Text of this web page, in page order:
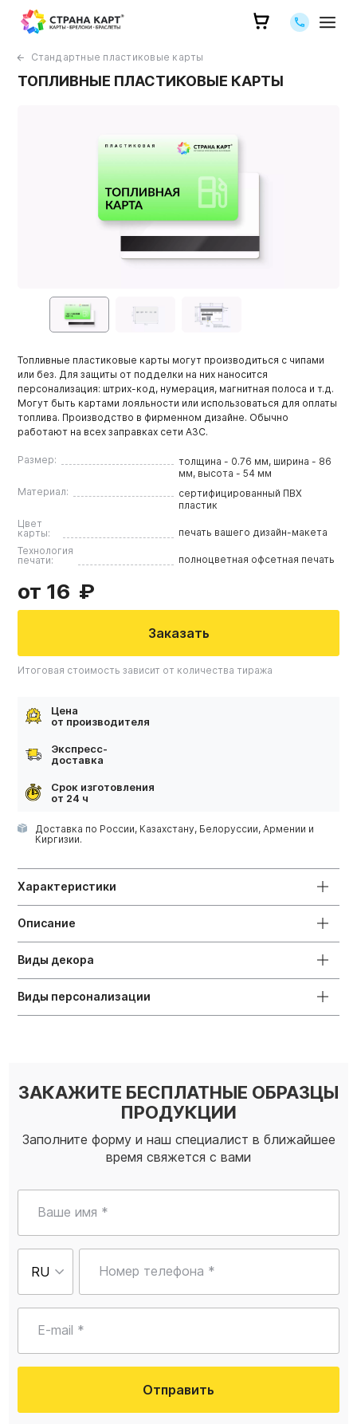
Позвоните
Стандартные пластиковые карты
ТОПЛИВНЫЕ ПЛАСТИКОВЫЕ КАРТЫ
Топливные пластиковые карты могут производиться с чипами
или без. Для защиты от подделки на них наносится
персонализация: штрих-код, нумерация, магнитная полоса и т.д.
Могут быть картами лояльности или использоваться для оплаты
топлива. Производство в фирменном дизайне. Обычно
работают на всех заправках сети АЗС.
Размер:
толщина - 0.76 мм, ширина - 86
мм, высота - 54 мм
Материал:
сертифицированный ПВХ
пластик
Цвет
карты:
печать вашего дизайн-макета
Технология
печати:
полноцветная офсетная печать
от 16
Заказать
Итоговая стоимость зависит от количества тиража
Цена
от производителя
Экспресс-
доставка
Срок изготовления
от 24 ч
Доставка по России, Казахстану, Белоруссии, Армении и
Киргизии.
Характеристики
Описание
Виды декора
Виды персонализации
ЗАКАЖИТЕ БЕСПЛАТНЫЕ ОБРАЗЦЫ
ПРОДУКЦИИ
Заполните форму и наш специалист в ближайшее
время свяжется с вами
Ваше имя *
Номер телефона *
E-mail *
Отправить